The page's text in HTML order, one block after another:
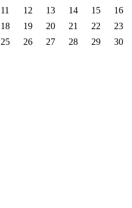
11
12 13 14 15
16
18
19 20 21 22
23
25
26 27 28 29 30